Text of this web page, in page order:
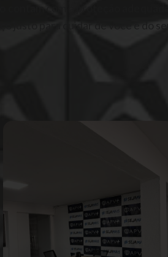
justo para cuidar de você e do